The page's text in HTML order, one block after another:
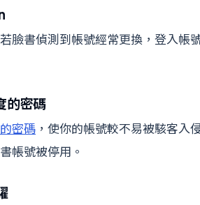
臉書偵測到帳號經常更換，登入帳
的密碼
密碼 ，使你的帳號較不易被駭客入
帳號被停用。